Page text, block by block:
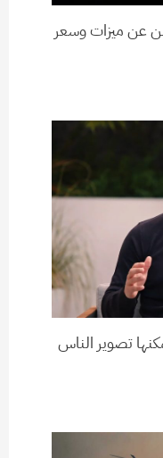
عن ميزات وسعر
تصوير الناس